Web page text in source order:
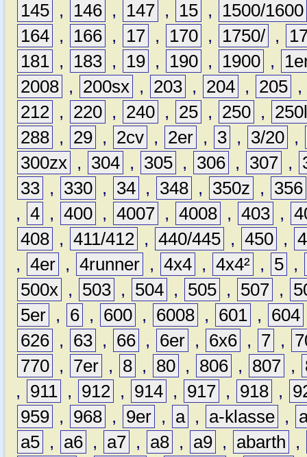
145 , 146 , 147 , 15 ,
1500/1600
164 , 166 , 17 , 170 , 1750/ ,
181 , 183 , 19 , 190 , 1900 ,
2008 , 200sx , 203 , 204 , 205 ,
212 , 220 , 240 , 25 , 250 ,
288 , 29 , 2cv , 2er , 3 , 3/20 ,
300zx , 304 , 305 , 306 , 307 ,
33 , 330 , 34 , 348 , 350z ,
356
, 4 , 400 , 4007 , 4008 , 403 ,
408 , 411/412 , 440/445 , 450 ,
, 4er , 4runner , 4x4 , 4x4² , 5 ,
500x , 503 , 504 , 505 , 507 ,
5er , 6 , 600 , 6008 , 601 , 604
626 , 63 , 66 , 6er , 6x6 , 7 ,
770 , 7er , 8 , 80 , 806 , 807 ,
,
911 , 912 , 914 , 917 , 918 ,
959 , 968 , 9er , a , a-klasse ,
a5 , a6 , a7 , a8 , a9 , abarth
,